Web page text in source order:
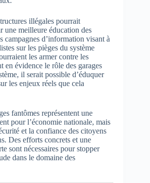
illégales pourrait
une meilleure éducation des
campagnes d’information visant à
sur les pièges du système
les armer contre les
en évidence le rôle des garages
il serait possible d’éduquer
les enjeux réels que cela
fantômes représentent une
pour l’économie nationale, mais
et la confiance des citoyens
Des efforts concrets et une
sont nécessaires pour stopper
dans le domaine des